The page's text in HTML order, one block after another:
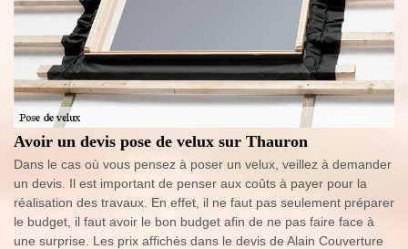
Avoir un devis pose de velux sur Thauron
Dans le cas où vous pensez à poser un velux, veillez à demander
un devis. Il est important de penser aux coûts à payer pour la
réalisation des travaux. En effet, il ne faut pas seulement préparer
le budget, il faut avoir le bon budget afin de ne pas faire face à
une surprise. Les prix affichés dans le devis de Alain Couverture